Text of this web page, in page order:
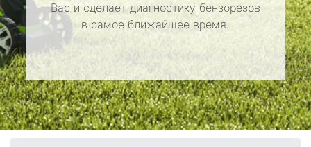
Вас и сделает диагностику бензорезов
в самое ближайшее время.